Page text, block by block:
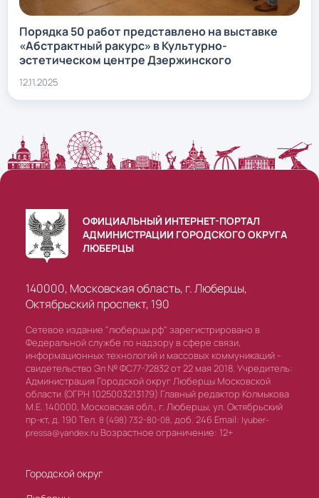
Порядка 50 работ представлено на выставке
«Абстрактный ракурс» в Культурно-
эстетическом центре Дзержинского
12.11.2025
ОФИЦИАЛЬНЫЙ ИНТЕРНЕТ-ПОРТАЛ
АДМИНИСТРАЦИИ ГОРОДСКОГО ОКРУГА
ЛЮБЕРЦЫ
140000, Московская область, г. Люберцы,
Октябрьский проспект, 190
Сетевое издание "люберцы.рф" зарегистрировано в
Федеральной службе по надзору в сфере связи,
информационных технологий и массовых коммуникаций -
свидетельство Эл № ФС77-72832 от 22 мая 2018. Учредитель:
Администрация Городской округ Люберцы Московской
области (ОГРН 1025003213179) Главный редактор Колмыкова
М.Е. 140000, Московская обл., г. Люберцы, ул. Октябрьский
пр-кт, д. 190 Тел. 8 (498) 732-80-08, доб. 246 Email: lyuber-
pressa@yandex.ru Возрастное ограничение: 12+
Городской округ